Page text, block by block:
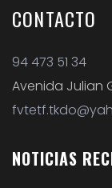
CONTACTO
94 473 51 34
Avenida Julian
NOTICIAS